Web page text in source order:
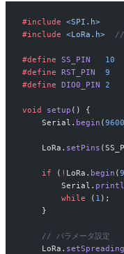
#include <SPI.h>
#include <LoRa.h>
#define SS_PIN
   10
#define RST_PIN
  9
#define DIO0_PIN 2
void setup () {
    Serial.
begin (9600
    LoRa.
setPins
    if
( ! LoRa. begin (
        Serial.
        while
( 1 );
    }
    // パラメータ設定
    LoRa.